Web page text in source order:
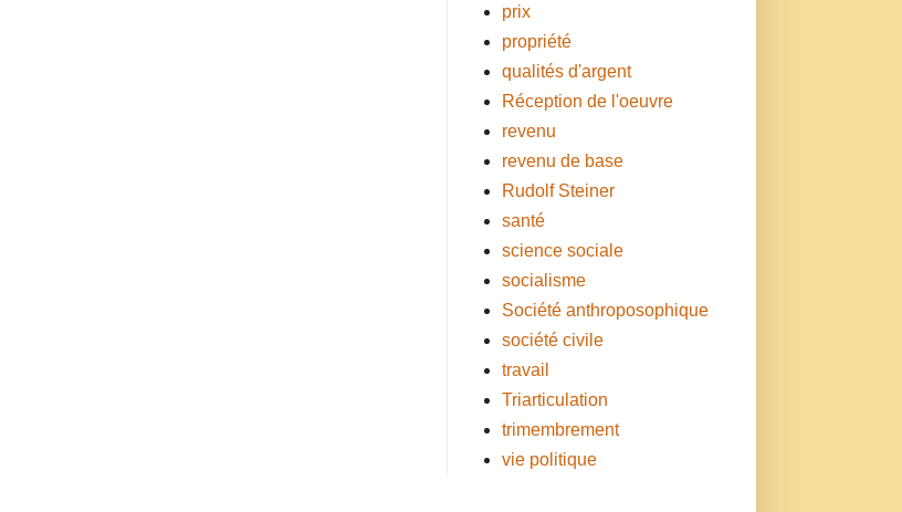
prix
propriété
qualités d'argent
Réception de l'oeuvre
revenu
revenu de base
Rudolf Steiner
santé
science sociale
socialisme
Société anthroposophique
société civile
travail
Triarticulation
trimembrement
vie politique